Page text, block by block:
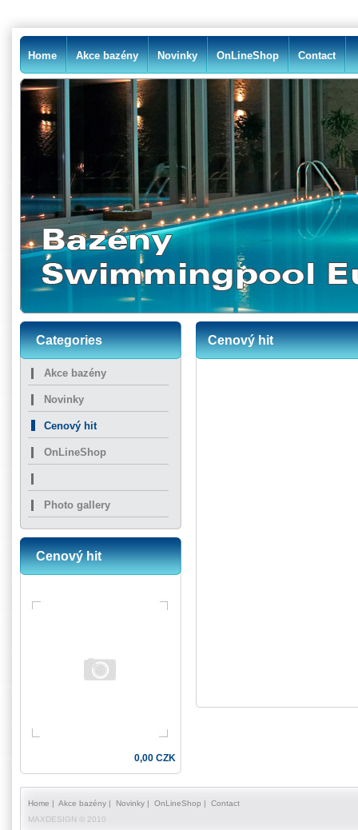
Home Akce bazény Novinky OnLineShop Contact
Categories
Akce bazény
Novinky
Cenový hit
OnLineShop
Photo gallery
Cenový hit
0,00 CZK
Cenový hit
Home | Akce bazény | Novinky | OnLineShop | Contact
MAXDESIGN © 2010